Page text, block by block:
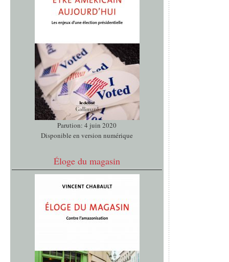
Parution: 4 juin 2020
Disponible en version numérique
Éloge du magasin